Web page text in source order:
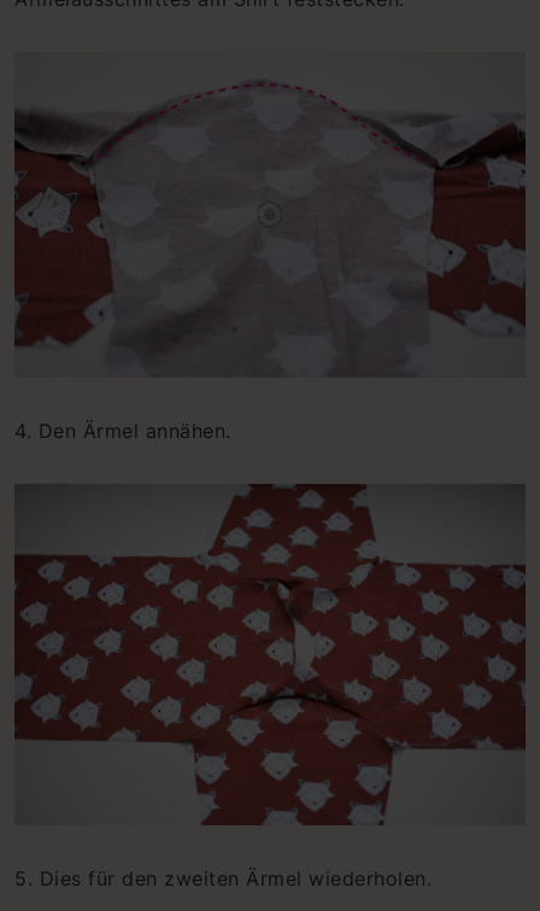
4. Den Ärmel annähen.
5. Dies für den zweiten Ärmel wiederholen.